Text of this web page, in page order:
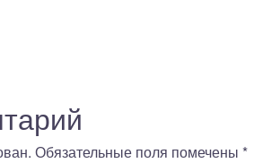
Обязательные поля помечены *